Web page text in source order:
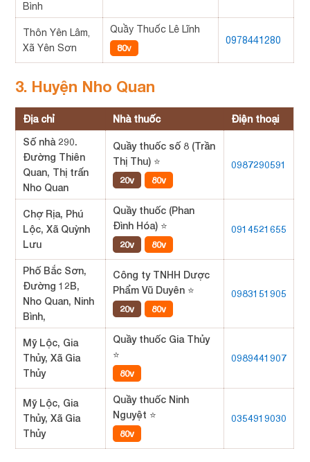
Bình
Thôn Yên Lâm,
Xã Yên Sơn
Quầy Thuốc Lê Lĩnh
80v
0978441280
3. Huyện Nho Quan
Địa chỉ Nhà thuốc
Điện thoại
Số nhà 290.
Đường Thiên
Quan, Thị trấn
Nho Quan
Quầy thuốc số 8 (Trần
Thị Thu) ⭐
20v 80v
0987290591
Chợ Rịa, Phú
Lộc, Xã Quỳnh
Lưu
Quầy thuốc (Phan
Đình Hóa) ⭐
20v 80v
0914521655
Phố Bắc Sơn,
Đường 12B,
Nho Quan, Ninh
Bình,
Công ty TNHH Dược
Phẩm Vũ Duyên ⭐
20v 80v
0983151905
Mỹ Lộc, Gia
Thủy, Xã Gia
Thủy
Quầy thuốc Gia Thủy
⭐
80v
0989441907
Mỹ Lộc, Gia
Thủy, Xã Gia
Thủy
Quầy thuốc Ninh
Nguyệt ⭐
80v
0354919030